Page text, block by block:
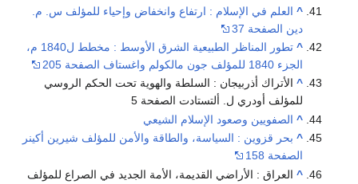
^ العلم في الإسلام : ارتفاع وانخفاض وإحياء للمؤلف س. م.
دين الصفحة 37
^
تطور المناظر الطبيعية الشرق الأوسط : مخطط ل1840 م،
الجزء 1840 للمؤلف جون مالكولم واغستاف الصفحة 205
^ الأتراك أذربيجان : السلطة والهوية تحت الحكم الروسي
للمؤلف أودري ل. ألتستادت الصفحة 5
^ الصفويين وصعود الإسلام الشيعي
^ بحر قزوين : السياسة، والطاقة والأمن للمؤلف شيرين أكينر
الصفحة 158
^ العراق : الأراضي القديمة، الأمة الجديد في الصراع للمؤلف